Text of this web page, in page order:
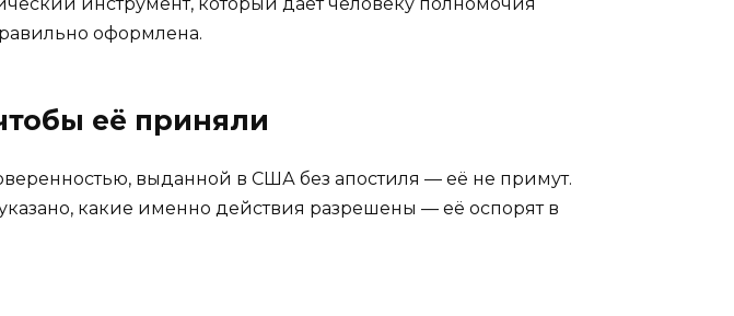
оформлена.
её приняли
выданной в США без апостиля — её не примут.
какие именно действия разрешены — её оспорят в